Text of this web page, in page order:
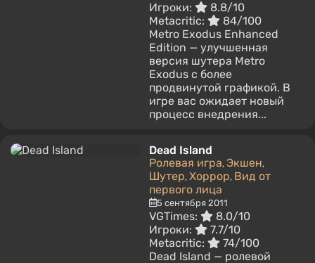
Игроки:
8.8/10
Metacritic:
84/100
Metro Exodus Enhanced
Edition — улучшенная
версия шутера Metro
Exodus с более
продвинутой графикой. В
игре вас ожидает новый
процесс внедрения...
Dead Island
Ролевая игра, Экшен,
Шутер, Хоррор, Вид от
первого лица
5 сентября 2011
VGTimes:
8.0/10
Игроки:
7.7/10
Metacritic:
74/100
Dead Island — ролевой